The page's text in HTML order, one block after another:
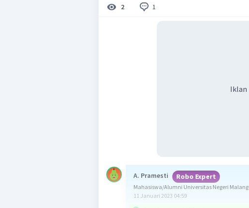
2 1
Iklan
A. Pramesti Robo Expert
Mahasiswa/Alumni Universitas Negeri Malang
11 Januari 2023 04:59